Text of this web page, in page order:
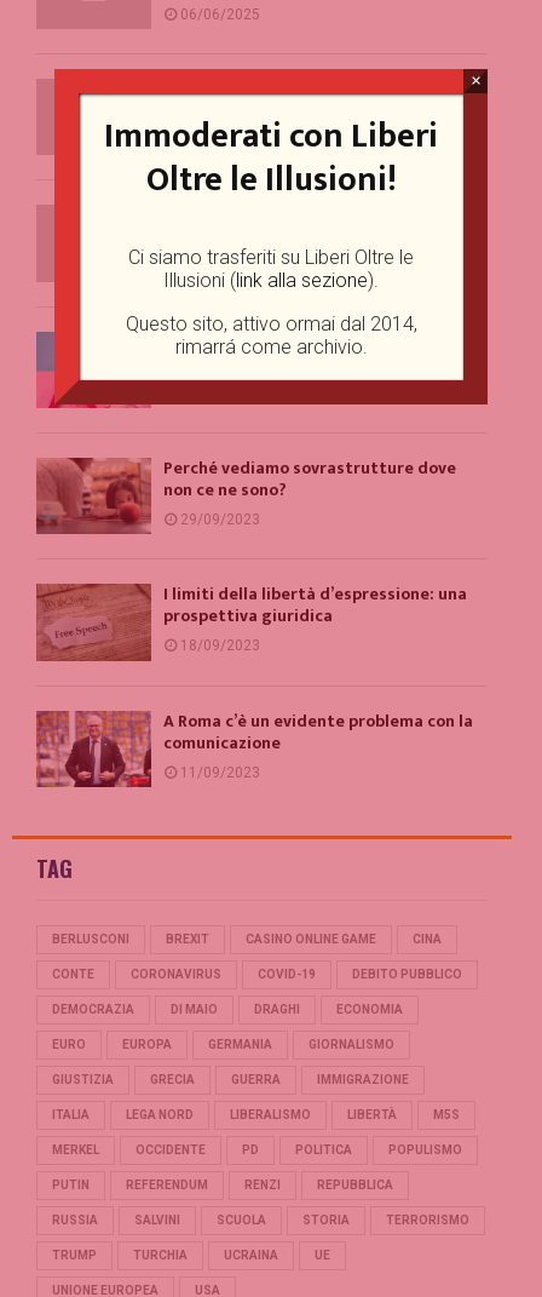
06/06/2025
Example Post for WordPress
13/04/2025
15/03/2025
Un problema per la parità di genere
Perché vediamo sovrastrutture dove
non ce ne sono?
29/09/2023
I limiti della libertà d’espressione: una
prospettiva giuridica
18/09/2023
A Roma c’è un evidente problema con la
comunicazione
11/09/2023
TAG
BERLUSCONI BREXIT CASINO ONLINE GAME CINA
CONTE CORONAVIRUS COVID-19 DEBITO PUBBLICO
DEMOCRAZIA DI MAIO DRAGHI ECONOMIA
EURO EUROPA GERMANIA GIORNALISMO
GIUSTIZIA GRECIA GUERRA IMMIGRAZIONE
ITALIA LEGA NORD LIBERALISMO LIBERTÀ M5S
MERKEL OCCIDENTE PD POLITICA POPULISMO
PUTIN REFERENDUM RENZI REPUBBLICA
RUSSIA SALVINI SCUOLA STORIA TERRORISMO
TRUMP TURCHIA UCRAINA UE
UNIONE EUROPEA USA
Immoderati con Liberi
Oltre le Illusioni!
Ci siamo trasferiti su Liberi Oltre le
Illusioni (link alla sezione).
Questo sito, attivo ormai dal 2014,
rimarrá come archivio.
×